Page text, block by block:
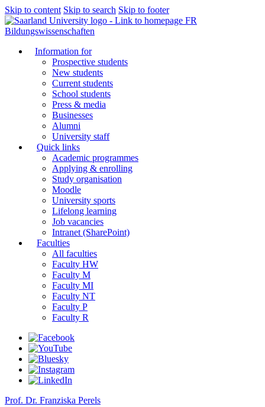
Skip to content Skip to search Skip to footer
FR
Bildungswissenschaften
Information for
Prospective students
New students
Current students
School students
Press & media
Businesses
Alumni
University staff
Quick links
Academic programmes
Applying & enrolling
Study organisation
Moodle
University sports
Lifelong learning
Job vacancies
Intranet (SharePoint)
Faculties
All faculties
Faculty HW
Faculty M
Faculty MI
Faculty NT
Faculty P
Faculty R
Prof. Dr. Franziska Perels